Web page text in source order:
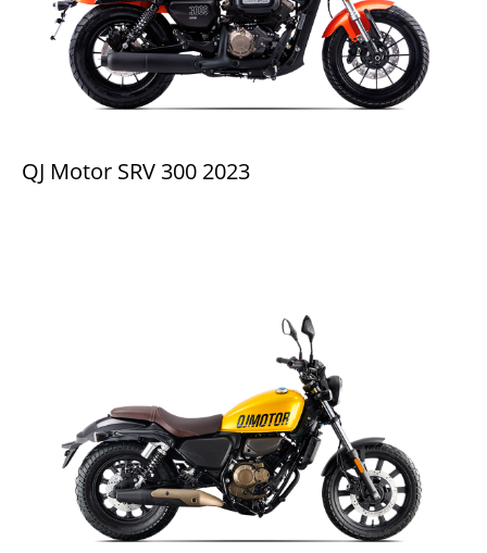
QJ Motor SRV 300 2023